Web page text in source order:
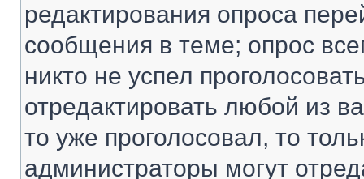
редактирования опроса
сообщения в теме; опрос
никто не успел
отредактировать любой из
то уже проголосовал, то
администраторы могут